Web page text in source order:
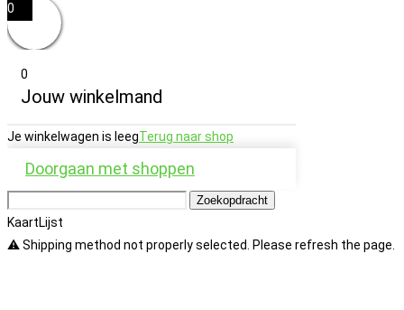
0
0
Jouw winkelmand
Je winkelwagen is leegTerug naar shop
Doorgaan met shoppen
Zoekopdracht
KaartLijst
⚠️ Shipping method not properly selected. Please refresh the page.